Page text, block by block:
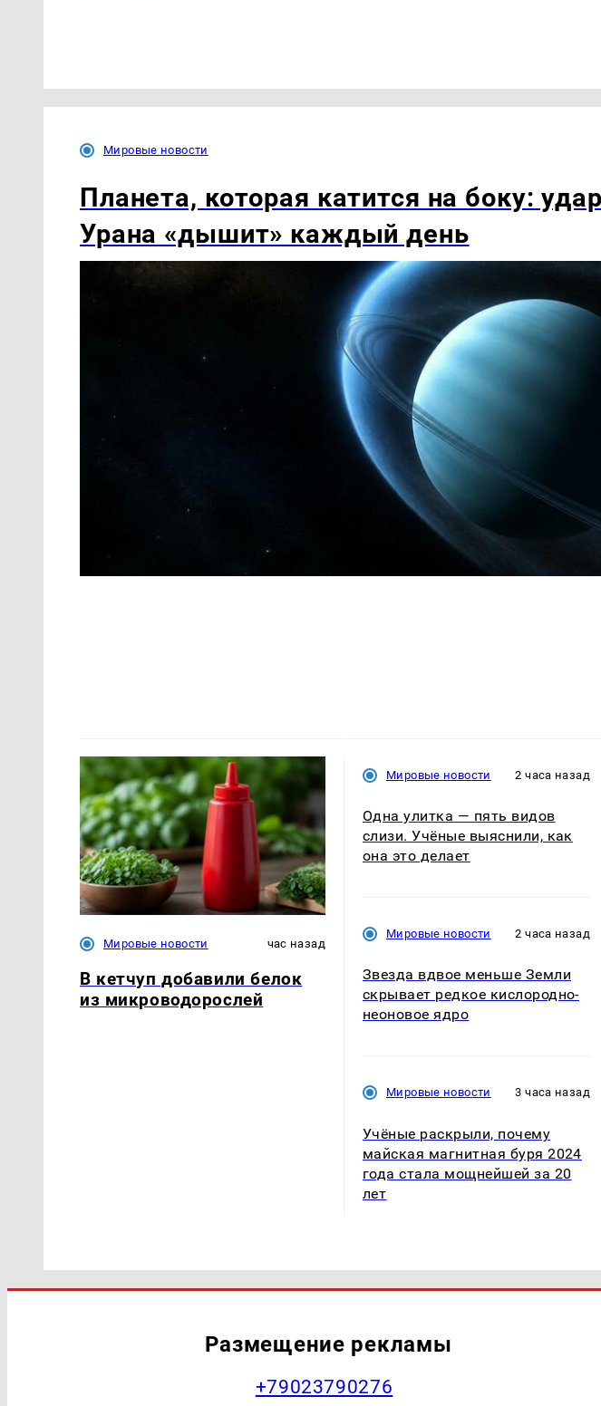
Мировые новости
Планета, которая катится на боку:
Урана «дышит» каждый день
Мировые новости час назад
В кетчуп добавили белок
из микроводорослей
Мировые новости 2 часа назад
Одна улитка — пять видов
слизи. Учёные выяснили, как
она это делает
Мировые новости 2 часа назад
Звезда вдвое меньше Земли
скрывает редкое кислородно-
неоновое ядро
Мировые новости 3 часа назад
Учёные раскрыли, почему
майская магнитная буря 2024
года стала мощнейшей за 20
лет
Размещение рекламы
+79023790276